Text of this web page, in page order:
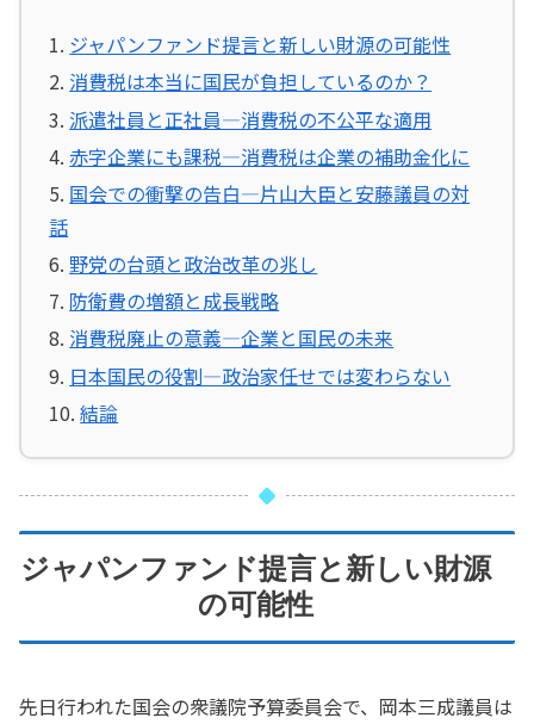
ジャパンファンド提言と新しい財源の可能性
消費税は本当に国民が負担しているのか？
派遣社員と正社員—消費税の不公平な適用
赤字企業にも課税—消費税は企業の補助金化に
国会での衝撃の告白—片山大臣と安藤議員の対
話
野党の台頭と政治改革の兆し
防衛費の増額と成長戦略
消費税廃止の意義—企業と国民の未来
日本国民の役割—政治家任せでは変わらない
結論
ジャパンファンド提言と新しい財源
の可能性
先日行われた国会の衆議院予算委員会で、岡本三成議員は